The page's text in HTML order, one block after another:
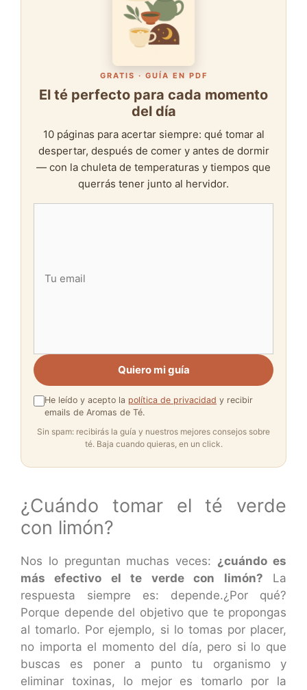
GRATIS · GUÍA EN PDF
El té perfecto para cada momento
del día
10 páginas para acertar siempre: qué tomar al
despertar, después de comer y antes de dormir
— con la chuleta de temperaturas y tiempos que
querrás tener junto al hervidor.
Quiero mi guía
He leído y acepto la política de privacidad y recibir
emails de Aromas de Té.
Sin spam: recibirás la guía y nuestros mejores consejos sobre
té. Baja cuando quieras, en un click.
¿Cuándo tomar el té verde
con limón?
Nos lo preguntan muchas veces: ¿cuándo es
más efectivo el te verde con limón? La
respuesta siempre es: depende.¿Por qué?
Porque depende del objetivo que te propongas
al tomarlo. Por ejemplo, si lo tomas por placer,
no importa el momento del día, pero si lo que
buscas es poner a punto tu organismo y
eliminar toxinas, lo mejor es tomarlo por la